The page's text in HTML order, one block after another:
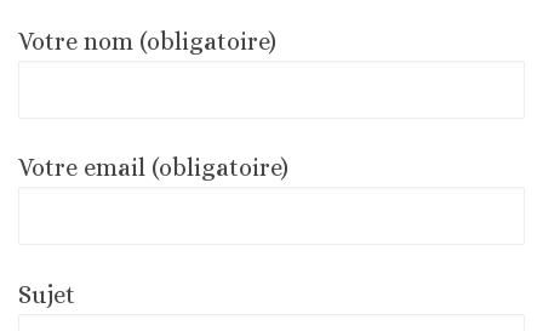
Votre nom (obligatoire)
Votre email (obligatoire)
Sujet